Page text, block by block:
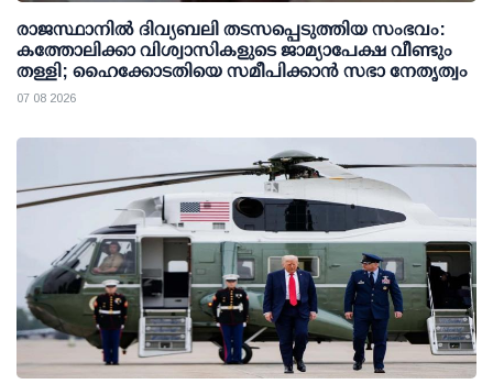
രാജസ്ഥാനിൽ ദിവ്യബലി തടസപ്പെടുത്തിയ സംഭവം:
കത്തോലിക്കാ വിശ്വാസികളുടെ ജാമ്യാപേക്ഷ വീണ്ടും
തള്ളി; ഹൈക്കോടതിയെ സമീപിക്കാൻ സഭാ നേതൃത്വം
07 08 2026